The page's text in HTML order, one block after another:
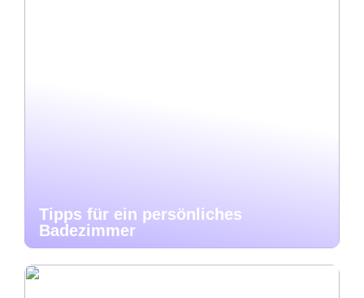
Tipps für ein persönliches
Badezimmer